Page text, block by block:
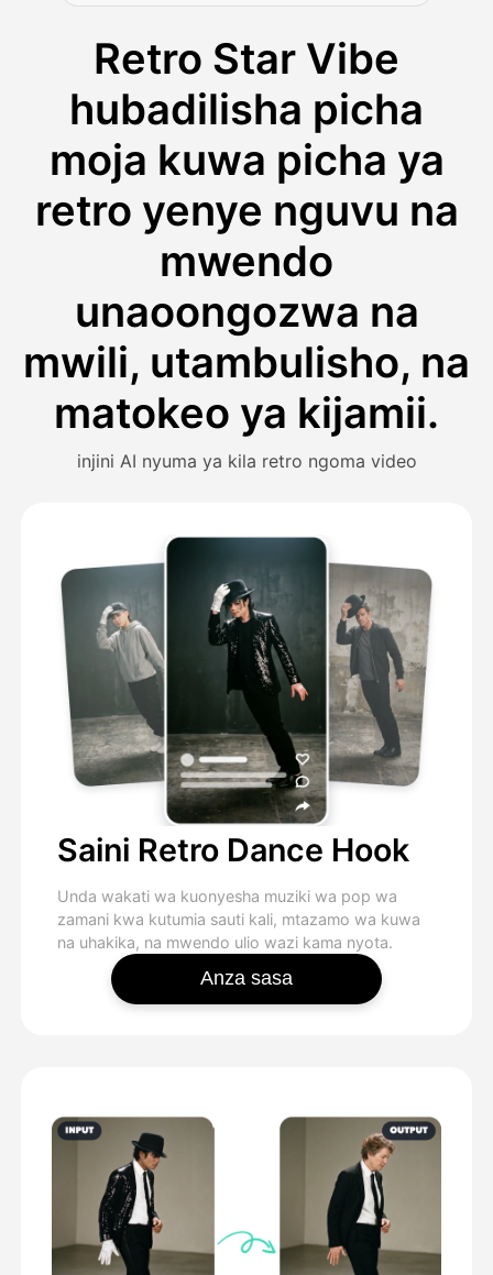
Retro Star Vibe
hubadilisha picha
moja kuwa picha ya
retro yenye nguvu na
mwendo
unaoongozwa na
mwili, utambulisho, na
matokeo ya kijamii.
injini AI nyuma ya kila retro ngoma video
Saini Retro Dance Hook
Unda wakati wa kuonyesha muziki wa pop wa
zamani kwa kutumia sauti kali, mtazamo wa kuwa
na uhakika, na mwendo ulio wazi kama nyota.
Anza sasa